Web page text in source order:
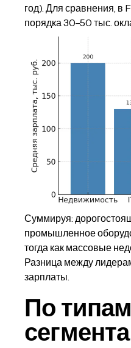
год). Для сравнения, в
порядка 30–50 тыс.
Суммируя:
промышленное
тогда как массовые
Разница между
зарплаты.
По